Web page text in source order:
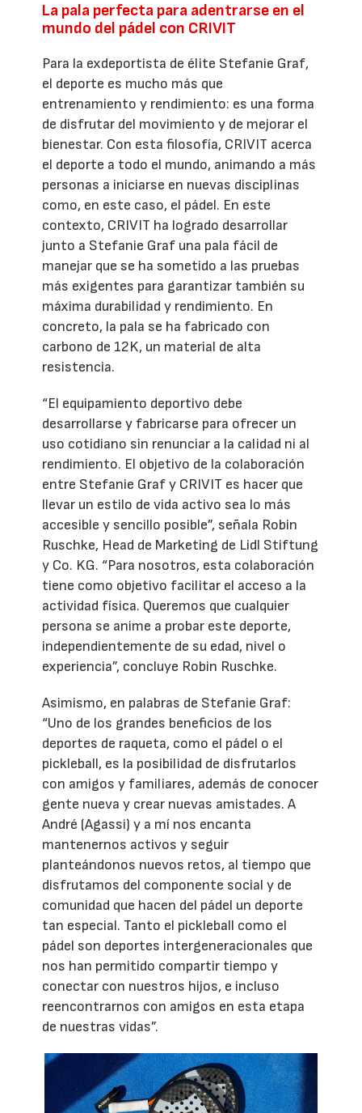
La pala perfecta para adentrarse en el
mundo del pádel con CRIVIT
Para la exdeportista de élite Stefanie Graf,
el deporte es mucho más que
entrenamiento y rendimiento: es una forma
de disfrutar del movimiento y de mejorar el
bienestar. Con esta filosofía, CRIVIT acerca
el deporte a todo el mundo, animando a más
personas a iniciarse en nuevas disciplinas
como, en este caso, el pádel. En este
contexto, CRIVIT ha logrado desarrollar
junto a Stefanie Graf una pala fácil de
manejar que se ha sometido a las pruebas
más exigentes para garantizar también su
máxima durabilidad y rendimiento. En
concreto, la pala se ha fabricado con
carbono de 12K, un material de alta
resistencia.
“El equipamiento deportivo debe
desarrollarse y fabricarse para ofrecer un
uso cotidiano sin renunciar a la calidad ni al
rendimiento. El objetivo de la colaboración
entre Stefanie Graf y CRIVIT es hacer que
llevar un estilo de vida activo sea lo más
accesible y sencillo posible”, señala Robin
Ruschke, Head de Marketing de Lidl Stiftung
y Co. KG. “Para nosotros, esta colaboración
tiene como objetivo facilitar el acceso a la
actividad física. Queremos que cualquier
persona se anime a probar este deporte,
independientemente de su edad, nivel o
experiencia”, concluye Robin Ruschke.
Asimismo, en palabras de Stefanie Graf:
“Uno de los grandes beneficios de los
deportes de raqueta, como el pádel o el
pickleball, es la posibilidad de disfrutarlos
con amigos y familiares, además de conocer
gente nueva y crear nuevas amistades. A
André (Agassi) y a mí nos encanta
mantenernos activos y seguir
planteándonos nuevos retos, al tiempo que
disfrutamos del componente social y de
comunidad que hacen del pádel un deporte
tan especial. Tanto el pickleball como el
pádel son deportes intergeneracionales que
nos han permitido compartir tiempo y
conectar con nuestros hijos, e incluso
reencontrarnos con amigos en esta etapa
de nuestras vidas”.